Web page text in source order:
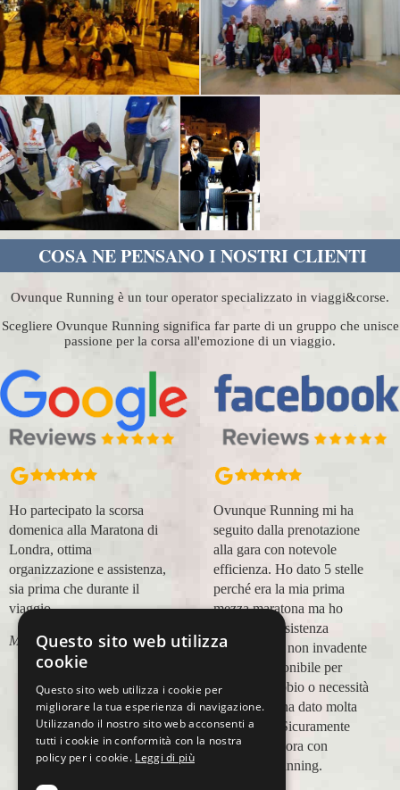
COSA NE PENSANO I NOSTRI CLIENTI
Ovunque Running è un tour operator specializzato in viaggi&corse.
Scegliere Ovunque Running significa far parte di un gruppo che unisce
passione per la corsa all'emozione di un viaggio.
Ho partecipato la scorsa
domenica alla Maratona di
Londra, ottima
organizzazione e assistenza,
sia prima che durante il
viaggio.
Marco Canigi
Ovunque Running mi ha
seguito dalla prenotazione
alla gara con notevole
efficienza. Ho dato 5 stelle
perché era la mia prima
mezza maratona ma ho
trovato un'assistenza
impeccabile, non invadente
e molto disponibile per
qualsiasi dubbio o necessità
e questo mi ha dato molta
tranquillità. Sicuramente
viaggerò ancora con
Ovunque Running.
Questo sito web utilizza
cookie
Questo sito web utilizza i cookie per
migliorare la tua esperienza di navigazione.
Utilizzando il nostro sito web acconsenti a
tutti i cookie in conformità con la nostra
policy per i cookie. Leggi di più